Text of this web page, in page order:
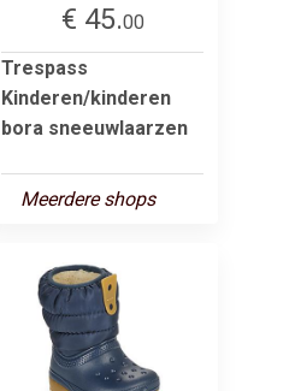
€ 45.00
Trespass
Kinderen/kinderen
bora sneeuwlaarzen
Meerdere shops